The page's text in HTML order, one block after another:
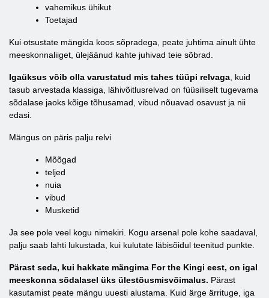
vahemikus ühikut
Toetajad
Kui otsustate mängida koos sõpradega, peate juhtima ainult ühte
meeskonnaliiget, ülejäänud kahte juhivad teie sõbrad.
Igaüksus võib olla varustatud mis tahes tüüpi relvaga , kuid
tasub arvestada klassiga, lähivõitlusrelvad on füüsiliselt tugevama
sõdalase jaoks kõige tõhusamad, vibud nõuavad osavust ja nii
edasi.
Mängus on päris palju relvi
Mõõgad
teljed
nuia
vibud
Musketid
Ja see pole veel kogu nimekiri. Kogu arsenal pole kohe saadaval,
palju saab lahti lukustada, kui kulutate läbisõidul teenitud punkte.
Pärast seda, kui hakkate mängima For the Kingi eest, on igal
meeskonna sõdalasel üks ülestõusmisvõimalus. Pärast
kasutamist peate mängu uuesti alustama. Kuid ärge ärrituge, iga